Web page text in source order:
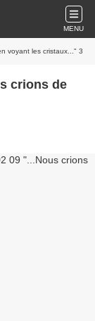
MENU
voyant les cristaux..." 3
crions de